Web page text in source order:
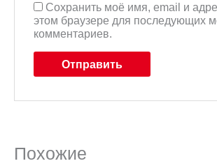
Сохранить моё имя, email и
этом браузере для последующих
комментариев.
Похожие